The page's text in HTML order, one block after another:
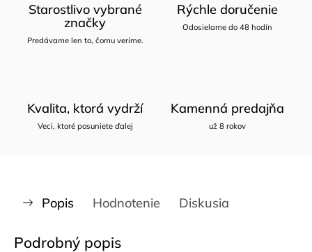
Starostlivo vybrané
značky
Predávame len to, čomu veríme.
Rýchle doručenie
Odosielame do 48 hodín
Kvalita, ktorá vydrží
Veci, ktoré posuniete ďalej
Kamenná predajňa
už 8 rokov
Popis Hodnotenie Diskusia
Podrobný popis